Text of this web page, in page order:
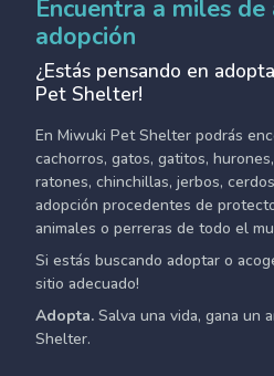
Encuentra a miles de
adopción
¿Estás pensando en
Pet Shelter!
En Miwuki Pet Shelter podrás
cachorros, gatos, gatitos,
ratones, chinchillas, jerbos,
adopción procedentes de
animales o perreras de todo el
Si estás buscando adoptar o
sitio adecuado!
Adopta. Salva una vida, gana un
Shelter.